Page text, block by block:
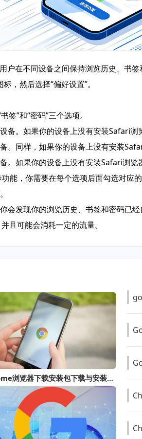
在不同设备之间保持浏览历史、书
，然后选择“偏好设置”。
签”和“密码”三个选项。
备。如果你的设备上没有安装Safari浏
。同样，如果你的设备上没有安装
。如果你的设备上没有安装Safari浏览
能，你需要在每个选项后面勾选对应的
发现你的浏览历史、书签和密码已经
且可能会消耗一定的流量。
Chrome浏览器下载安装包下载与安装步骤解析